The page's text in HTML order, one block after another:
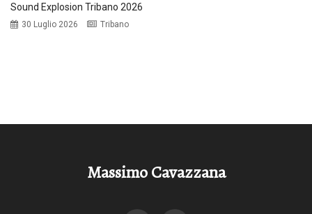
Sound Explosion Tribano 2026
30 Luglio 2026 Tribano
Massimo Cavazzana